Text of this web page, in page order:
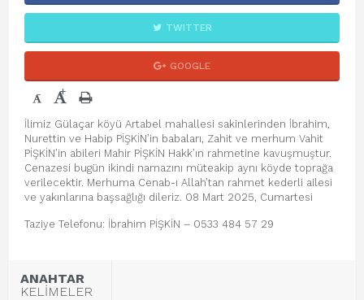
TWITTER
GOOGLE
- +
İlimiz Gülaçar köyü Artabel mahallesi sakinlerinden İbrahim,
Nurettin ve Habip PİŞKİN’in babaları, Zahit ve merhum Vahit
PİŞKİN’in abileri Mahir PİŞKİN Hakk’ın rahmetine kavuşmuştur.
Cenazesi bugün ikindi namazını müteakip aynı köyde toprağa
verilecektir. Merhuma Cenab-ı Allah’tan rahmet kederli ailesi
ve yakınlarına başsağlığı dileriz. 08 Mart 2025, Cumartesi
Taziye Telefonu: İbrahim PİŞKİN – 0533 484 57 29
ANAHTAR
KELİMELER